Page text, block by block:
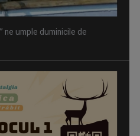
ne umple duminicile de